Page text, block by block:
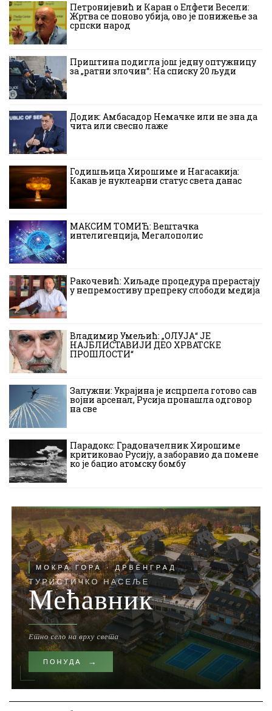
Петронијевић и Каран о Елфети Весели:
Жртва се поново убија, ово је понижење за
српски народ
Приштина подигла још једну оптужницу
за „ратни злочин“: На списку 20 људи
Додик: Амбасадор Немачке или не зна да
чита или свесно лаже
Годишњица Хирошиме и Нагасакија:
Какав је нуклеарни статус света данас
МАКСИМ ТОМИЋ: Вештачка
интелигенција, Мегалополис
Ракочевић: Хиљаде процедура прерастају
у непремостиву препреку слободи медија
Владимир Умељић: „ОЛУЈА“ ЈЕ
НАЈБЛИСТАВИЈИ ДЕО ХРВАТСКЕ
ПРОШЛОСТИ“
Залужни: Украјина је исцрпела готово сав
војни арсенал, Русија пронашла одговор
на све
Парадокс: Градоначелник Хирошиме
критиковао Русију, а заборавио да помене
ко је бацио атомску бомбу